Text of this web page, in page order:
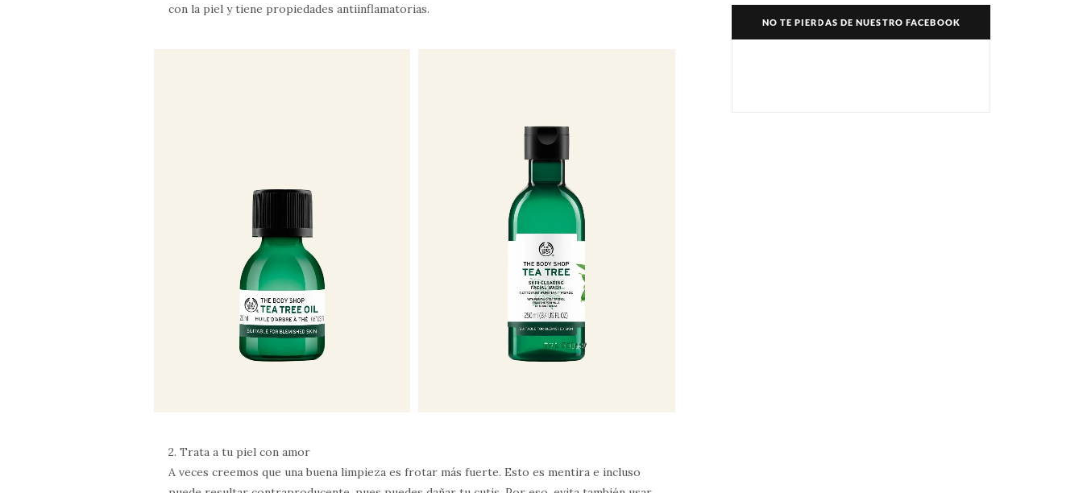
con la piel y tiene propiedades antiinflamatorias.
2. Trata a tu piel con amor
A veces creemos que una buena limpieza es frotar más fuerte. Esto es mentira e incluso
e
w
t
NO TE PIERDAS DE NUESTRO FACEBOOK